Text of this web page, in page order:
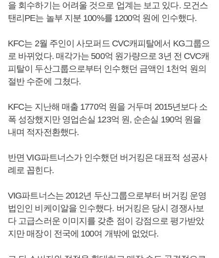
을 회수하기는 어려울 것으로 업계는 보고 있다. 모건스
탠리PE는 놀부 지분 100%를 1200억 원에 인수했다.
KFC는 2월 주인이 사모퍼드 CVC캐피탈에서 KG그룹으
로 바뀌었다. 매각가는 500억 원가량으로 3년 전 CVC캐
피탈이 두산그룹으로부터 인수했던 금액인 1천억 원의
절반 수준에 그쳤다.
KFC는 지난해 매출 1770억 원을 거두며 2015년보다 소
폭 성장했지만 영업손실 123억 원, 순손실 190억 원을
내며 적자전환했다.
반면 VIG파트너스가 인수했던 버거킹은 대표적 성공사
례로 꼽힌다.
VIG파트너스는 2012년 두산그룹으로부터 버거킹 운영
법인인 비케이알을 인수했다. 버거킹은 당시 경쟁사보
다 고급스러운 이미지를 갖춘 점이 강점으로 평가받았
지만 매장이 전국에 100여 개밖에 없었다.